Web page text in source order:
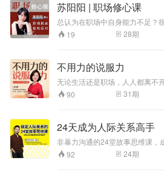
苏阳阳 | 职场修心课
总认为在职场中自身能力不足？很自卑
我们不会洞察人心，不善于观察
对你的言下之意。 这门课程可以
的视角为你答疑解惑，陪你成长
应对职场的各种挑战。 全面提升
力："决策力、思考力、链接力、
力。” 让你：思维升级 、理解深
情绪松弛 、激发潜力、持续精进。
19 28期
不用力的说服力
无论生活还是职场，人人都离不
多人想拥有说服力，却搞错了说
不是改变和控制，而是对方自己
课程给大家的，不是搞定外在的
从自身开始的认知心法，不是教
他人，而是掌握人观点改变的规
诚服的自发改变。不用力的说服
的影响力。本课程是一条让你登
90 31期
24天成为人际关系高手
非暴力沟通的24堂故事思维课，
讲好故事的沟通高手。
92 24期